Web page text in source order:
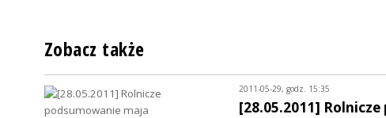
Zobacz także
2011-05-29, godz. 15:35
[28.05.2011]